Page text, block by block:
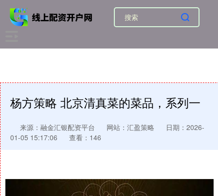
杨方策略 北京清真菜的菜品，系列一
来源：融金汇银配资平台 网站：汇盈策略
日期：2026-
01-05 15:17:06
查看：146